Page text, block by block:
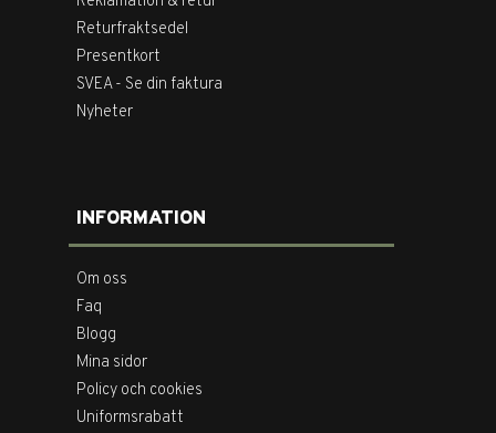
Returfraktsedel
Presentkort
SVEA - Se din faktura
Nyheter
INFORMATION
Om oss
Faq
Blogg
Mina sidor
Policy och cookies
Uniformsrabatt